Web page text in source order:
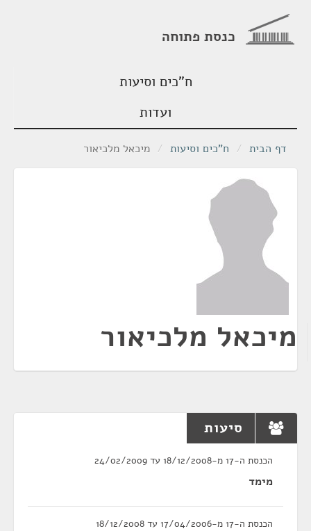
כנסת פתוחה
ח"כים וסיעות
ועדות
דף הבית / ח"כים וסיעות / מיכאל מלכיאור
מיכאל מלכיאור
סיעות
הכנסת ה-17 מ-18/12/2008 עד 24/02/2009
מימד
הכנסת ה-17 מ-17/04/2006 עד 18/12/2008